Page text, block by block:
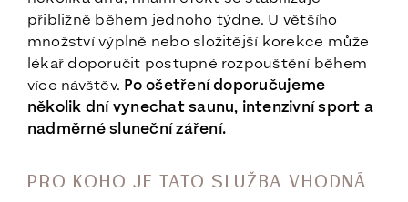
přibližně během jednoho týdne. U většího
množství výplně nebo složitější korekce může
lékař doporučit postupné rozpouštění během
více návštěv. Po ošetření doporučujeme
několik dní vynechat saunu, intenzivní sport a
nadměrné sluneční záření.
PRO KOHO JE TATO SLUŽBA VHODNÁ